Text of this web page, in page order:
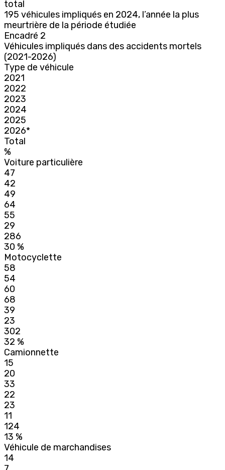
total
195 véhicules impliqués en 2024, l’année la plus
meurtrière de la période étudiée
Encadré 2
Véhicules impliqués dans des accidents mortels
(2021-2026)
Type de véhicule
2021
2022
2023
2024
2025
2026*
Total
%
Voiture particulière
47
42
49
64
55
29
286
30 %
Motocyclette
58
54
60
68
39
23
302
32 %
Camionnette
15
20
33
22
23
11
124
13 %
Véhicule de marchandises
14